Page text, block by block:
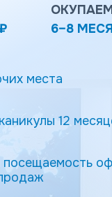
в
места
12
посещаемость
6–8